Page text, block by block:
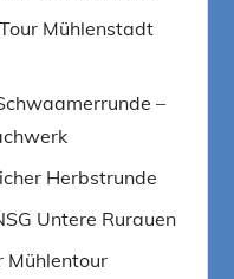
Mühlenstadt
–
Herbstrunde
Untere Rurauen
Mühlentour